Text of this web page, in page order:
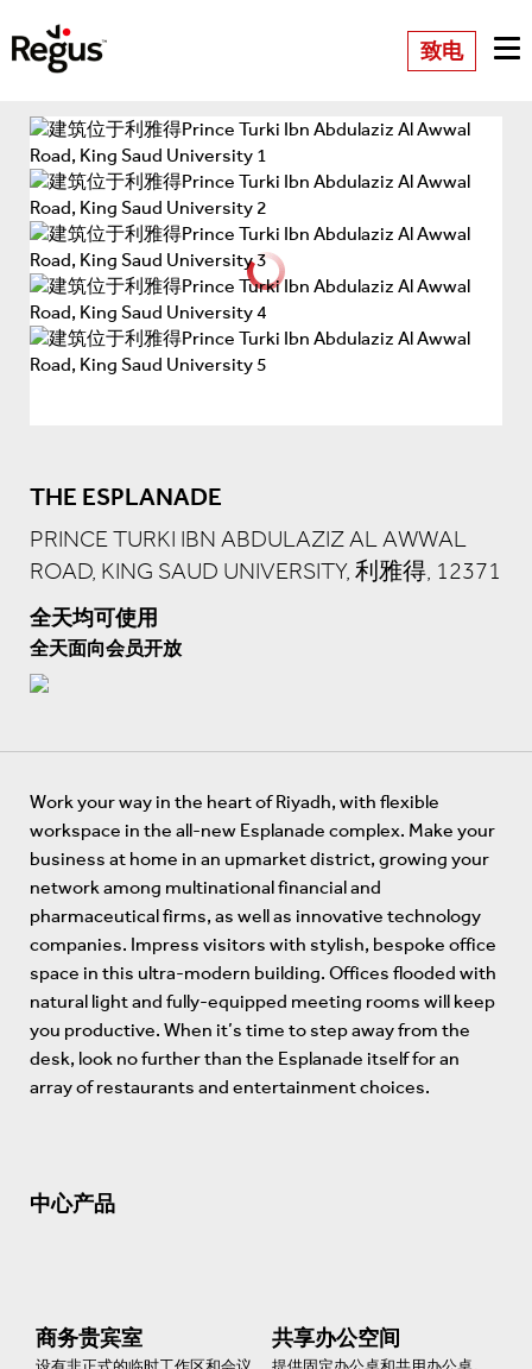
致电
THE ESPLANADE
PRINCE TURKI IBN ABDULAZIZ AL AWWAL
ROAD, KING SAUD UNIVERSITY, 利雅得, 12371
全天均可使用
全天面向会员开放
Work your way in the heart of Riyadh, with flexible
workspace in the all-new Esplanade complex. Make your
business at home in an upmarket district, growing your
network among multinational financial and
pharmaceutical firms, as well as innovative technology
companies. Impress visitors with stylish, bespoke office
space in this ultra-modern building. Offices flooded with
natural light and fully-equipped meeting rooms will keep
you productive. When it’s time to step away from the
desk, look no further than the Esplanade itself for an
array of restaurants and entertainment choices.
中心产品
商务贵宾室 共享办公空间